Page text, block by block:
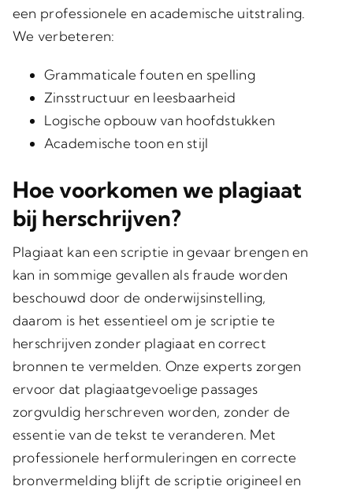
een professionele en academische uitstraling.
We verbeteren:
Grammaticale fouten en spelling
Zinsstructuur en leesbaarheid
Logische opbouw van hoofdstukken
Academische toon en stijl
Hoe voorkomen we plagiaat
bij herschrijven?
Plagiaat kan een scriptie in gevaar brengen en
kan in sommige gevallen als fraude worden
beschouwd door de onderwijsinstelling,
daarom is het essentieel om je scriptie te
herschrijven zonder plagiaat en correct
bronnen te vermelden. Onze experts zorgen
ervoor dat plagiaatgevoelige passages
zorgvuldig herschreven worden, zonder de
essentie van de tekst te veranderen. Met
professionele herformuleringen en correcte
bronvermelding blijft de scriptie origineel en